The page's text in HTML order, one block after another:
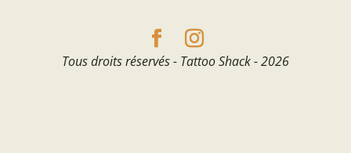
Tous droits réservés - Tattoo Shack - 2026